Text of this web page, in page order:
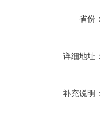
省份：
详细地址：
补充说明：